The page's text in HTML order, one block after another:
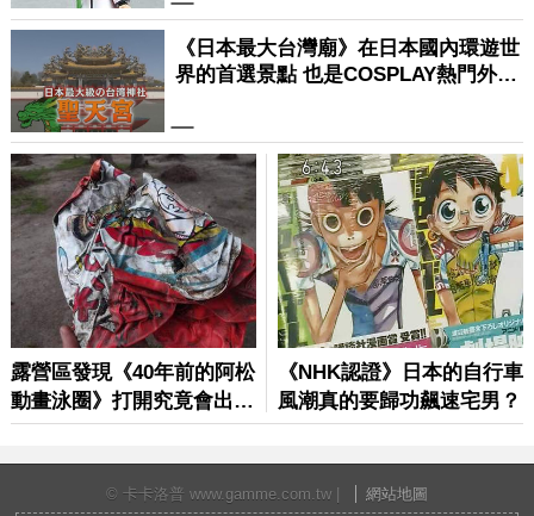
© 卡卡洛普 www.gamme.com.tw | 網站地圖